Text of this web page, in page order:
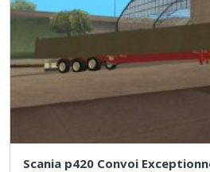
Scania p420 Convoi